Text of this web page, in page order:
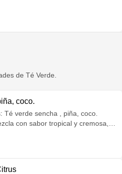
de Té Verde.
coco.
Té verde sencha , piña, coco.
con sabor tropical y cremosa,
el cuerpo. Contiene bajo nivel de